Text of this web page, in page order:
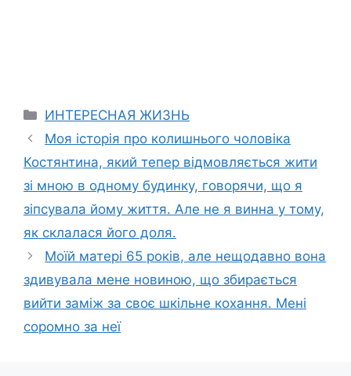
Categories
ИНТЕРЕСНАЯ ЖИЗНЬ
Моя історія про колишнього чоловіка
Костянтина, який тепер відмовляється жити
зі мною в одному будинку, говорячи, що я
зіпсувала йому життя. Але не я винна у тому,
як склалася його доля.
Моїй матері 65 років, але нещодавно вона
здивувала мене новиною, що збирається
вийти заміж за своє шкільне кохання. Мені
соромно за неї